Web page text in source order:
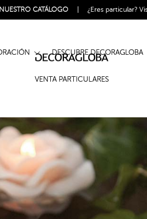
NUESTRO CATÁLOGO ¿Eres particular?
DESCUBRE DECORAGLOBA
VENTA PARTICULARES